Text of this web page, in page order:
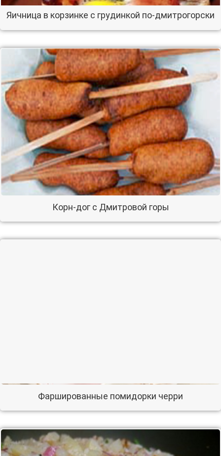
Яичница в корзинке с грудинкой по-дмитрогорски
Корн-дог с Дмитровой горы
Фаршированные помидорки черри